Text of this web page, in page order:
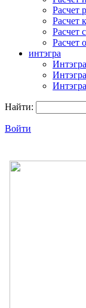
Расчет
Расчет
Расчет
Расчет
интэгра
Найти:
Войти